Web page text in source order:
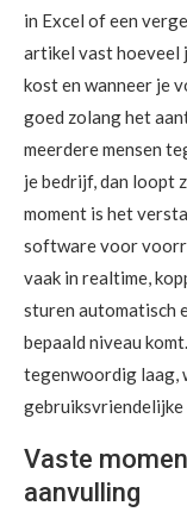
in Excel of een
artikel vast hoeveel
kost en wanneer je
goed zolang het
meerdere mensen
je bedrijf, dan loopt
moment is het
software voor
vaak in realtime,
sturen automatisch
bepaald niveau
tegenwoordig laag,
gebruiksvriendelijke
Vaste
aanvulling